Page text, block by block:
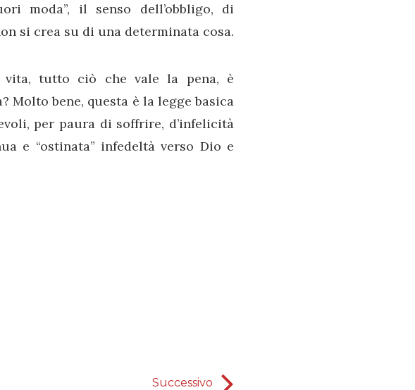
moda”, il senso dell’obbligo, di
si crea su di una determinata cosa.
tutto ciò che vale la pena, è
bene, questa è la legge basica
per paura di soffrire, d’infelicità
e “ostinata” infedeltà verso Dio e
Successivo